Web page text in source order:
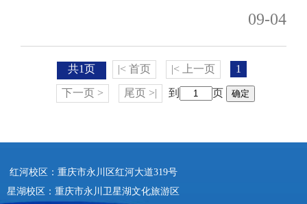
09-04
共1页 |< 首页 |< 上一页 1
下一页 > 尾页 >| 到 页 确定
红河校区：重庆市永川区红河大道319号
星湖校区：重庆市永川卫星湖文化旅游区